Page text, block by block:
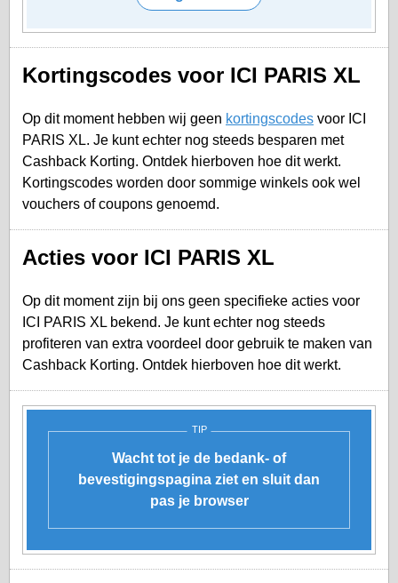
Kortingscodes voor ICI PARIS XL
Op dit moment hebben wij geen kortingscodes voor ICI
PARIS XL. Je kunt echter nog steeds besparen met
Cashback Korting. Ontdek hierboven hoe dit werkt.
Kortingscodes worden door sommige winkels ook wel
vouchers of coupons genoemd.
Acties voor ICI PARIS XL
Op dit moment zijn bij ons geen specifieke acties voor
ICI PARIS XL bekend. Je kunt echter nog steeds
profiteren van extra voordeel door gebruik te maken van
Cashback Korting. Ontdek hierboven hoe dit werkt.
TIP
Wacht tot je de bedank- of
bevestigingspagina ziet en sluit dan
pas je browser